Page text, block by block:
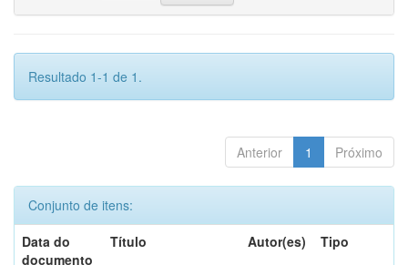
Resultado 1-1 de 1.
Anterior 1 Próximo
Conjunto de itens:
Data do
documento
Título Autor(es) Tipo